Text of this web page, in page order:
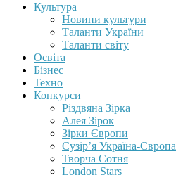
Культура
Новини культури
Таланти України
Таланти світу
Освіта
Бізнес
Техно
Конкурси
Різдвяна Зірка
Алея Зірок
Зірки Європи
Сузір’я Україна-Європа
Творча Сотня
London Stars